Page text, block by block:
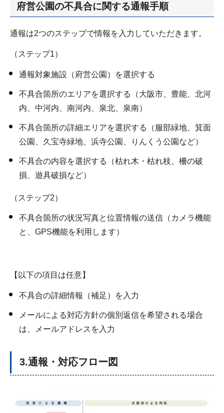
府営公園の不具合に関する通報手順
通報は2つのステップで情報を入力していただきます。
（ステップ1）
通報対象施設（府営公園）を選択する
不具合箇所のエリアを選択する（大阪市、豊能、北河
内、中河内、南河内、泉北、泉南）
不具合箇所の詳細エリアを選択する（服部緑地、箕面
公園、久宝寺緑地、浜寺公園、りんくう公園など）
不具合の内容を選択する（枯れ木・枯れ枝、柵の破
損、遊具破損など）
（ステップ2）
不具合箇所の状況写真と位置情報の送信（カメラ機能
と、GPS機能を利用します）
【以下の項目は任意】
不具合の詳細情報（補足）を入力
メールによる対応方針の個別返信を希望される場合
は、メールアドレスを入力
3.通報・対応フロー図